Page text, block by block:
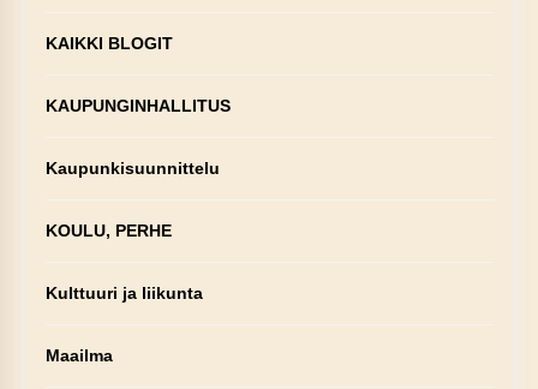
KAIKKI BLOGIT
KAUPUNGINHALLITUS
Kaupunkisuunnittelu
KOULU, PERHE
Kulttuuri ja liikunta
Maailma